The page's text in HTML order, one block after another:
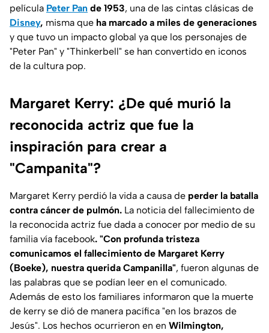
película Peter Pan de 1953, una de las cintas clásicas de
Disney, misma que ha marcado a miles de generaciones
y que tuvo un impacto global ya que los personajes de
"Peter Pan" y "Thinkerbell" se han convertido en iconos
de la cultura pop.
Margaret Kerry: ¿De qué murió la
reconocida actriz que fue la
inspiración para crear a
"Campanita"?
Margaret Kerry perdió la vida a causa de perder la batalla
contra cáncer de pulmón. La noticia del fallecimiento de
la reconocida actriz fue dada a conocer por medio de su
familia vía facebook. "Con profunda tristeza
comunicamos el fallecimiento de Margaret Kerry
(Boeke), nuestra querida Campanilla", fueron algunas de
las palabras que se podían leer en el comunicado.
Además de esto los familiares informaron que la muerte
de kerry se dió de manera pacífica "en los brazos de
Jesús". Los hechos ocurrieron en en Wilmington,